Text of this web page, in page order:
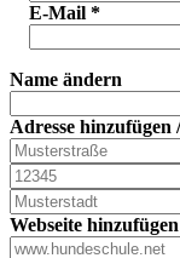
E-Mail *
Name ändern
Adresse hinzufügen
Webseite